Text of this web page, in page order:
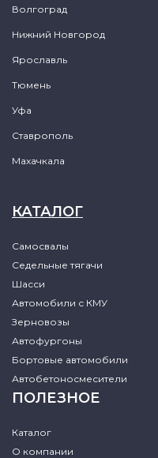
Волгоград
Нижний Новгород
Ярославль
Тюмень
Уфа
Ставрополь
Махачкала
КАТАЛОГ
Самосвалы
Седельные тягачи
Шасси
Автомобили с КМУ
Зерновозы
Автофургоны
Бортовые автомобили
Автобетоносмесители
ПОЛЕЗНОЕ
Каталог
О компании